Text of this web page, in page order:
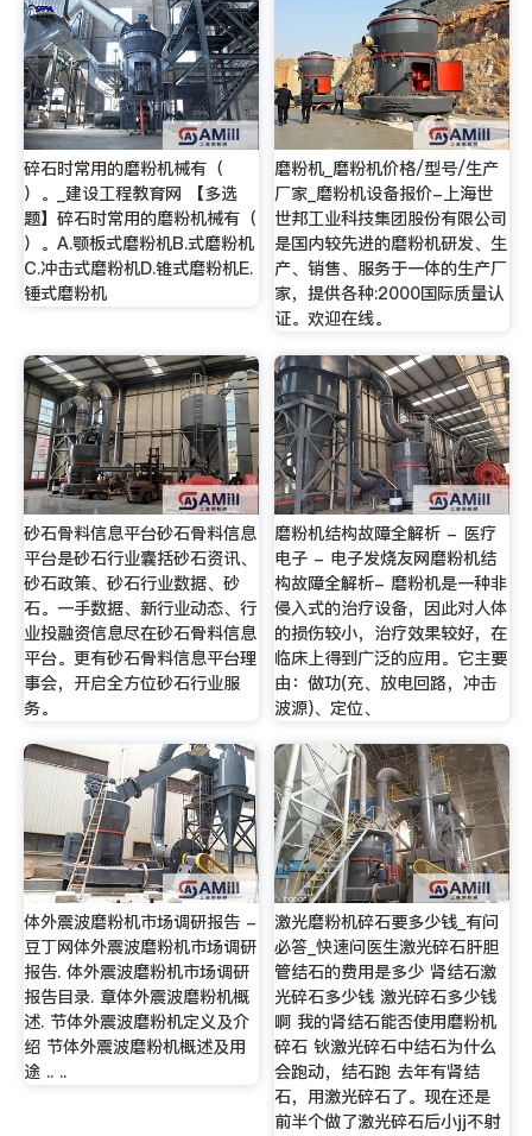
碎石时常用的磨粉机械有（
）。_建设工程教育网 【多选
题】碎石时常用的磨粉机械有（
）。A.颚板式磨粉机B.式磨粉机
C.冲击式磨粉机D.锥式磨粉机E.
锤式磨粉机
磨粉机_磨粉机价格/型号/生产
厂家_磨粉机设备报价-上海世
世邦工业科技集团股份有限公司
是国内较先进的磨粉机研发、生
产、销售、服务于一体的生产厂
家，提供各种:2000国际质量认
证。欢迎在线。
砂石骨料信息平台砂石骨料信息
平台是砂石行业囊括砂石资讯、
砂石政策、砂石行业数据、砂
石。一手数据、新行业动态、行
业投融资信息尽在砂石骨料信息
平台。更有砂石骨料信息平台理
事会，开启全方位砂石行业服
务。
磨粉机结构故障全解析 - 医疗
电子 - 电子发烧友网磨粉机结
构故障全解析- 磨粉机是一种非
侵入式的治疗设备，因此对人体
的损伤较小，治疗效果较好，在
临床上得到广泛的应用。它主要
由：做功(充、放电回路，冲击
波源)、定位、
体外震波磨粉机市场调研报告 -
豆丁网体外震波磨粉机市场调研
报告. 体外震波磨粉机市场调研
报告目录. 章体外震波磨粉机概
述. 节体外震波磨粉机定义及介
绍 节体外震波磨粉机概述及用
途 .. ..
激光磨粉机碎石要多少钱_有问
必答_快速问医生激光碎石肝胆
管结石的费用是多少 肾结石激
光碎石多少钱 激光碎石多少钱
啊 我的肾结石能否使用磨粉机
碎石 钬激光碎石中结石为什么
会跑动，结石跑 去年有肾结
石，用激光碎石了。现在还是
前半个做了激光碎石后小jj不射